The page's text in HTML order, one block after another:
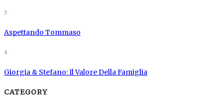
3.
Aspettando Tommaso
4.
Giorgia & Stefano: Il Valore Della Famiglia
CATEGORY